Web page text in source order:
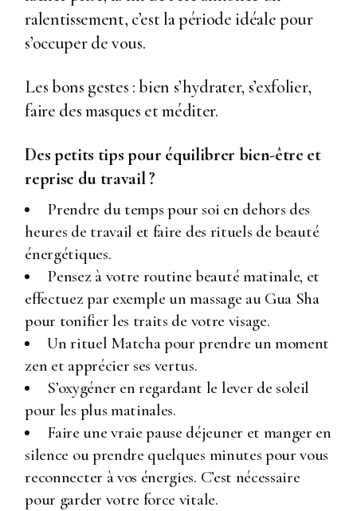
ralentissement, c’est la période idéale pour
s’occuper de vous.
Les bons gestes : bien s’hydrater, s’exfolier,
faire des masques et méditer.
Des petits tips pour équilibrer bien-être et
reprise du travail ?
Prendre du temps pour soi en dehors des
heures de travail et faire des rituels de beauté
énergétiques.
Pensez à votre routine beauté matinale, et
effectuez par exemple un massage au Gua Sha
pour tonifier les traits de votre visage.
Un rituel Matcha pour prendre un moment
zen et apprécier ses vertus.
S’oxygéner en regardant le lever de soleil
pour les plus matinales.
Faire une vraie pause déjeuner et manger en
silence ou prendre quelques minutes pour vous
reconnecter à vos énergies. C’est nécessaire
pour garder votre force vitale.